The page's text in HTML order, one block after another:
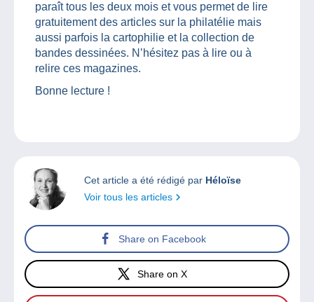
paraît tous les deux mois et vous permet de lire
gratuitement des articles sur la philatélie mais
aussi parfois la cartophilie et la collection de
bandes dessinées. N’hésitez pas à lire ou à
relire ces magazines.
Bonne lecture !
Cet article a été rédigé par Héloïse
Voir tous les articles
Share on Facebook
Share on X